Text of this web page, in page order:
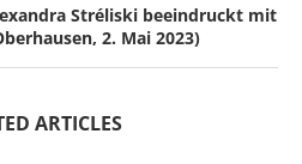
Stréliski beeindruckt mit
2. Mai 2023)
ARTICLES